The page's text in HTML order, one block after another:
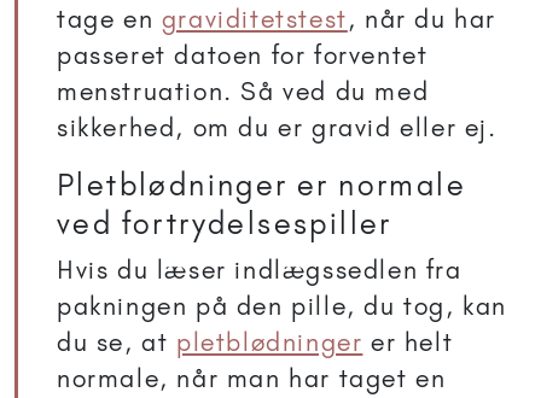
tage en graviditetstest, når du har
passeret datoen for forventet
menstruation. Så ved du med
sikkerhed, om du er gravid eller ej.
Pletblødninger er normale
ved fortrydelsespiller
Hvis du læser indlægssedlen fra
pakningen på den pille, du tog, kan
du se, at pletblødninger er helt
normale, når man har taget en